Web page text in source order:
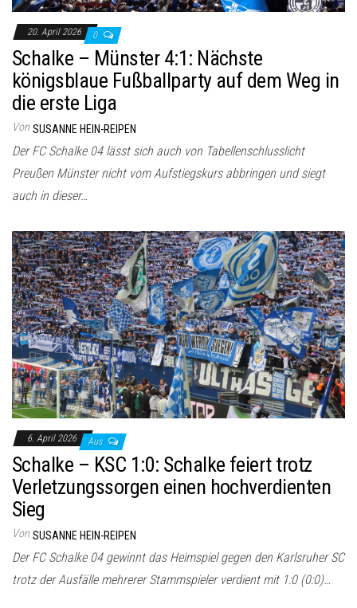
20. April 2026 0
Schalke – Münster 4:1: Nächste
königsblaue Fußballparty auf dem Weg in
die erste Liga
Von SUSANNE HEIN-REIPEN
Der FC Schalke 04 lässt sich auch von Tabellenschlusslicht
Preußen Münster nicht vom Aufstiegskurs abbringen und siegt
auch in dieser…
6. April 2026 Aus
Schalke – KSC 1:0: Schalke feiert trotz
Verletzungssorgen einen hochverdienten
Sieg
Von SUSANNE HEIN-REIPEN
Der FC Schalke 04 gewinnt das Heimspiel gegen den Karlsruher SC
trotz der Ausfälle mehrerer Stammspieler verdient mit 1:0 (0:0)…